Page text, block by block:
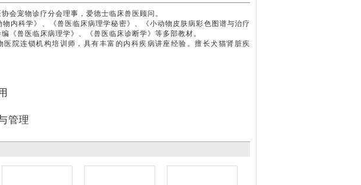
会宠物诊疗分会理事，爱德士临床兽医顾问。
内科学》、《兽医临床病理学秘密》、《小动物皮肤病彩色图谱与治疗
《兽医临床病理学》、《兽医临床诊断学》等多部教材。
医院连锁机构培训师，具有丰富的内科疾病讲座经验。擅长犬猫肾脏疾
用
管理